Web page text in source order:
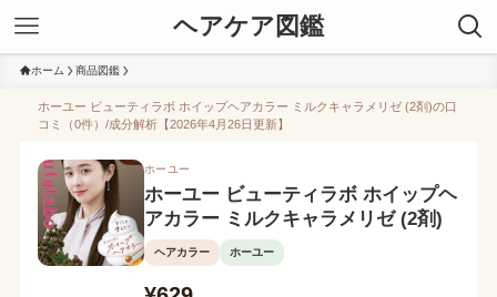
ヘアケア図鑑
ホーム 商品図鑑
ホーユー ビューティラボ ホイップヘアカラー ミルクキャラメリゼ (2剤)の口
コミ（0件）/成分解析【2026年4月26日更新】
ホーユー
ホーユー ビューティラボ ホイップヘ
アカラー ミルクキャラメリゼ (2剤)
ヘアカラー ホーユー